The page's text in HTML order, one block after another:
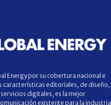
Energy por su cobertura nacional e
características editoriales, de diseño,
digitales, es la mejor
existente para la industria